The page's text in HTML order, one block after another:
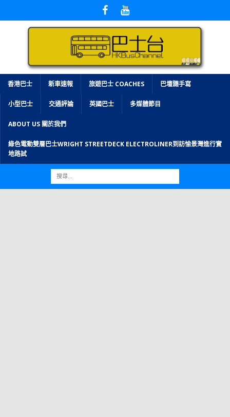
香港巴士 新車速報 旅遊巴士 COACHES 巴壇隨手寫
小型巴士 交通評論 英國巴士 多媒體節目
ABOUT US 關於我們
綠色電動雙層巴士WRIGHT STREETDECK ELECTROLINER到訪愉景灣進行實
地路試